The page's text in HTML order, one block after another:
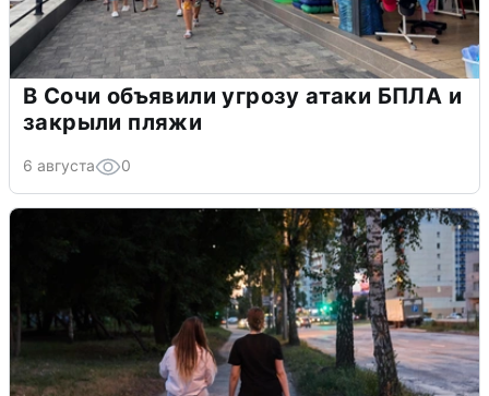
В Сочи объявили угрозу атаки БПЛА и
закрыли пляжи
6 августа 0